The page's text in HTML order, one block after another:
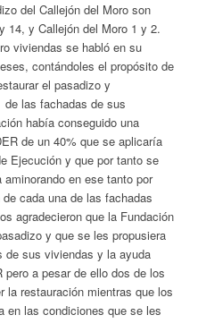
del Callejón del Moro son
14, y Callejón del Moro 1 y 2.
viviendas se habló en su
contándoles el propósito de
el pasadizo y
las fachadas de sus
había conseguido una
de un 40% que se aplicaría
Ejecución y que por tanto se
en ese tanto por
cada una de las fachadas
agradecieron que la Fundación
y que se les propusiera
de sus viviendas y la ayuda
a pesar de ello dos de los
la restauración mientras que los
en las condiciones que se les